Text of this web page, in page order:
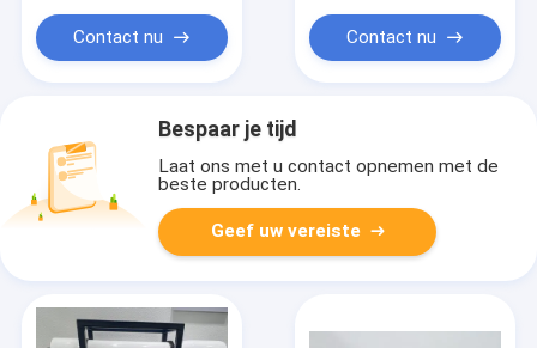
Contact nu Contact nu
Bespaar je tijd
Laat ons met u contact opnemen met de
beste producten.
Geef uw vereiste